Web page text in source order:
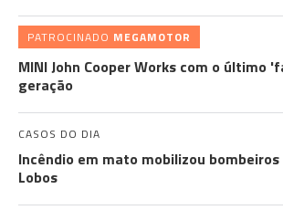
PATROCINADO MEGAMOTOR
MINI John Cooper Works com o último
geração
CASOS DO DIA
Incêndio em mato mobilizou bombeiros
Lobos